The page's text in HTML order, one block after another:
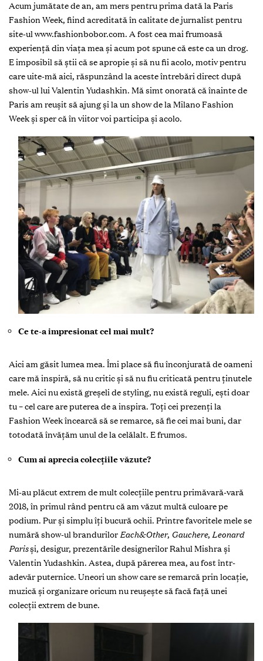
Acum jumătate de an, am mers pentru prima dată la Paris
Fashion Week, fiind acreditată în calitate de jurnalist pentru
site-ul www.fashionbobor.com. A fost cea mai frumoasă
experienţă din viaţa mea şi acum pot spune că este ca un drog.
E imposibil să ştii că se apropie şi să nu fii acolo, motiv pentru
care uite-mă aici, răspunzând la aceste întrebări direct după
show-ul lui Valentin Yudashkin. Mă simt onorată că înainte de
Paris am reuşit să ajung şi la un show de la Milano Fashion
Week şi sper că în viitor voi participa şi acolo.
Ce te-a impresionat cel mai mult?
Aici am găsit lumea mea. Îmi place să fiu înconjurată de oameni
care mă inspiră, să nu critic şi să nu fiu criticată pentru ţinutele
mele. Aici nu există greşeli de styling, nu există reguli, eşti doar
tu – cel care are puterea de a inspira. Toţi cei prezenţi la
Fashion Week încearcă să se remarce, să fie cei mai buni, dar
totodată învăţăm unul de la celălalt. E frumos.
Cum ai aprecia colecţiile văzute?
Mi-au plăcut extrem de mult colecţiile pentru primăvară-vară
2018, în primul rând pentru că am văzut multă culoare pe
podium. Pur şi simplu îţi bucură ochii. Printre favoritele mele se
numără show-ul brandurilorEach&Other, Gauchere, Leonard
Parisşi, desigur, prezentările designerilor Rahul Mishra şi
Valentin Yudashkin. Astea, după părerea mea, au fost într-
adevăr puternice. Uneori un show care se remarcă prin locaţie,
muzică şi organizare oricum nu reuşeşte să facă faţă unei
colecţii extrem de bune.